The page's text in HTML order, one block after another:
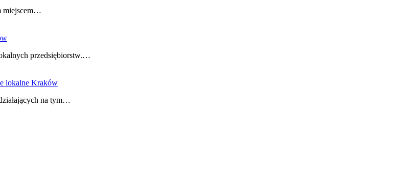
miejscem…
przedsiębiorstw.…
lokalne Kraków
na tym…